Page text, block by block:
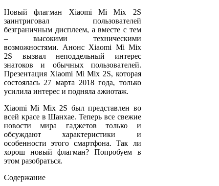
Новый флагман Xiaomi Mi Mix 2S
заинтриговал пользователей
безграничным дисплеем, а вместе с тем
– высокими техническими
возможностями. Анонс Xiaomi Mi Mix
2S вызвал неподдельный интерес
знатоков и обычных пользователей.
Презентация Xiaomi Mi Mix 2S, которая
состоялась 27 марта 2018 года, только
усилила интерес и подняла ажиотаж.
Xiaomi Mi Mix 2S был представлен во
всей красе в Шанхае. Теперь все свежие
новости мира гаджетов только и
обсуждают характеристики и
особенности этого смартфона. Так ли
хорош новый флагман? Попробуем в
этом разобраться.
Содержание